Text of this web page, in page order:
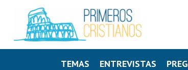
TEMAS ENTREVISTAS